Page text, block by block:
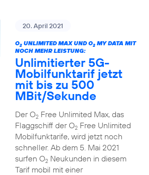
20. April 2021
O2UNLIMITED MAX UND O2MY DATA MIT
NOCH MEHR LEISTUNG:
Unlimitierter 5G-
Mobilfunktarif jetzt
mit bis zu 500
MBit/Sekunde
Der O2Free Unlimited Max, das
Flaggschiff der O2Free Unlimited
Mobilfunktarife, wird jetzt noch
schneller. Ab dem 5. Mai 2021
surfen O2Neukunden in diesem
Tarif mobil mit einer